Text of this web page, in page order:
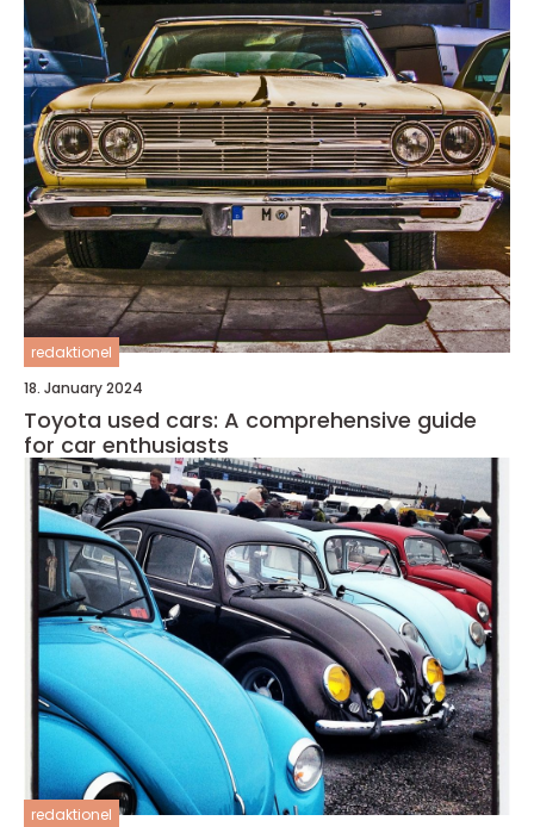
redaktionel
18. January 2024
Toyota used cars: A comprehensive guide
for car enthusiasts
redaktionel